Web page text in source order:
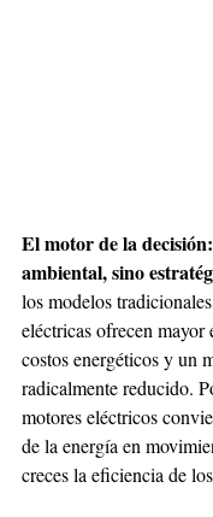
El motor de la
ambiental, sino
los modelos
eléctricas ofrecen mayor
costos energéticos y un
radicalmente reducido.
motores eléctricos
de la energía en
creces la eficiencia de